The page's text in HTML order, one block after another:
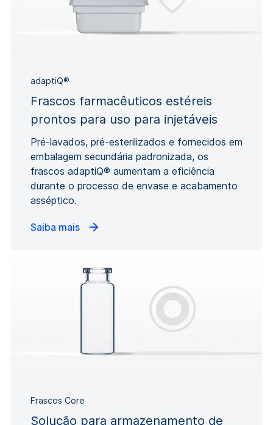
adaptiQ®
Frascos farmacêuticos estéreis
prontos para uso para injetáveis
Pré-lavados, pré-esterilizados e fornecidos em
embalagem secundária padronizada, os
frascos adaptiQ® aumentam a eficiência
durante o processo de envase e acabamento
asséptico.
Saiba mais
Frascos Core
Solução para armazenamento de